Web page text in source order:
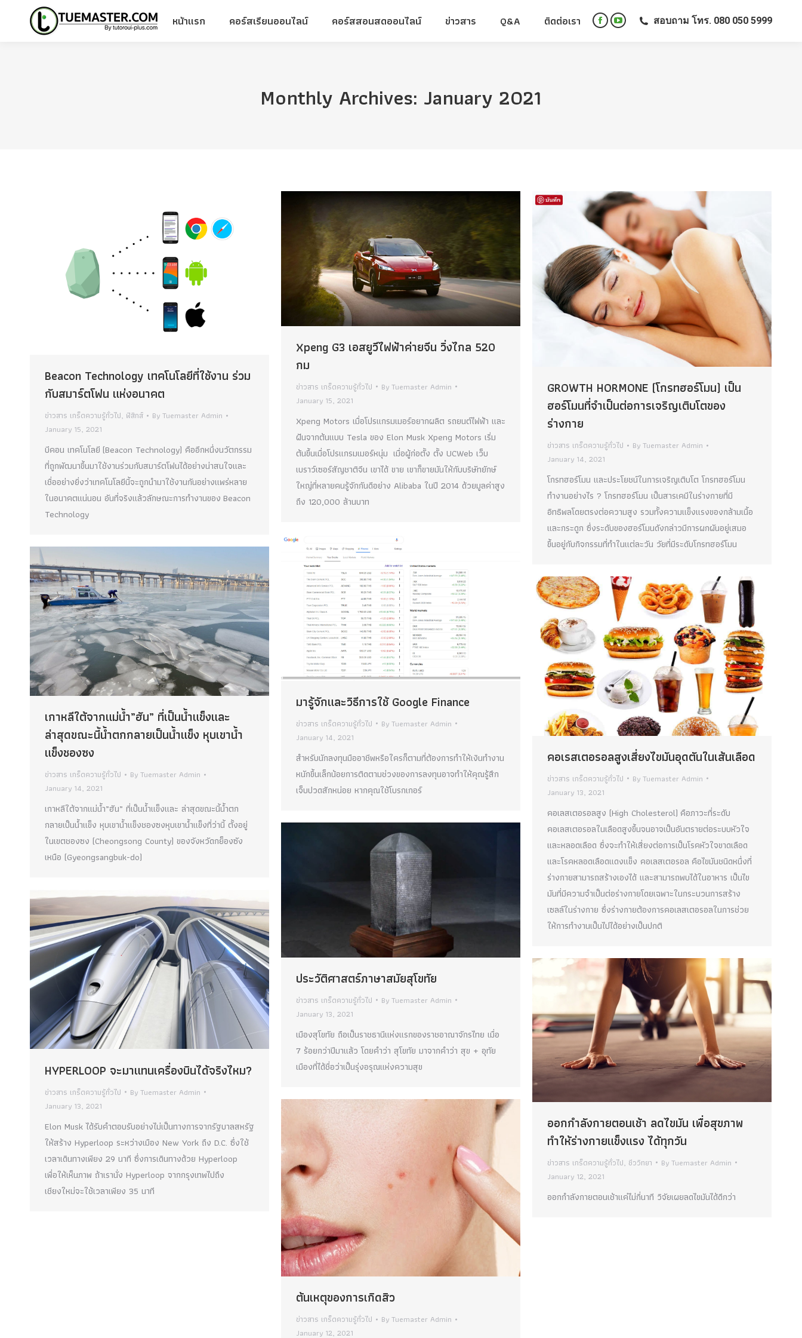
หน้าแรก คอร์สเรียนออนไลน์ คอร์สสอนสดออนไลน์ ข่าวสาร Q&A ติดต่อเรา
FacebookYouTube สอบถาม โทร. 080 050 5999
Monthly Archives: January 2021
Beacon Technology เทคโนโลยีที่ใช้งาน ร่วม
กับสมาร์ตโฟน แห่งอนาคต
ข่าวสาร เกร็ดความรู้ทั่วไป, ฟิสิกส์ ByTuemaster Admin
January 15, 2021
บีคอน เทคโนโลยี (Beacon Technology) คืออีกหนึ่งนวัตกรรม
ที่ถูกพัฒนาขึ้นมาใช้งานร่วมกับสมาร์ตโฟนได้อย่างน่าสนใจและ
เชื่ออย่างยิ่งว่าเทคโนโลยีนี้จะถูกนำมาใช้งานกันอย่างแพร่หลาย
ในอนาคตแน่นอน อันที่จริงแล้วลักษณะการทำงานของ Beacon
Technology
Xpeng G3 เอสยูวีไฟฟ้าค่ายจีน วิ่งไกล 520
กม
ข่าวสาร เกร็ดความรู้ทั่วไป ByTuemaster Admin
January 15, 2021
Xpeng Motors เมื่อโปรแกรมเมอร์อยากผลิต รถยนต์ไฟฟ้า และ
ฝันจากต้นแบบ Tesla ของ Elon Musk Xpeng Motors เริ่ม
ต้นขึ้นเมื่อโปรแกรมเมอร์หนุ่ม เมื่อผู้ก่อตั้ง ตั้ง UCWeb เว็บ
เบราว์เซอร์สัญชาติจีน เขาได้ ขาย เขาก็ขายมันให้กับบริษัทยักษ์
ใหญ่ที่หลายคนรู้จักกันดีอย่าง Alibaba ในปี 2014 ด้วยมูลค่าสูง
ถึง 120,000 ล้านบาท
GROWTH HORMONE (โกรทฮอร์โมน) เป็น
ฮอร์โมนที่จำเป็นต่อการเจริญเติบโตของ
ร่างกาย
ข่าวสาร เกร็ดความรู้ทั่วไป ByTuemaster Admin
January 14, 2021
โกรทฮอร์โมน และประโยชน์ในการเจริญเติบโต โกรทฮอร์โมน
ทำงานอย่างไร ? โกรทฮอร์โมน เป็นสารเคมีในร่างกายที่มี
อิทธิพลโดยตรงต่อความสูง รวมทั้งความแข็งแรงของกล้ามเนื้อ
และกระดูก ซึ่งระดับของฮอร์โมนดังกล่าวมีการผกผันอยู่เสมอ
ขึ้นอยู่กับกิจกรรมที่ทำในแต่ละวัน วัยที่มีระดับโกรทฮอร์โมน
มารู้จักและวิธีการใช้ Google Finance
ข่าวสาร เกร็ดความรู้ทั่วไป ByTuemaster Admin
January 14, 2021
สำหรับนักลงทุนมืออาชีพหรือใครก็ตามที่ต้องการทำให้เงินทำงาน
หนักขึ้นเล็กน้อยการติดตามช่วงของการลงทุนอาจทำให้คุณรู้สึก
เจ็บปวดสักหน่อย หากคุณใช้โบรกเกอร์
เกาหลีใต้จากแม่น้ำ”ฮัน” ที่เป็นน้ำแข็งและ
ล่าสุดขณะนี้น้ำตกกลายเป็นน้ำแข็ง หุบเขาน้ำ
แข็งชองซง
ข่าวสาร เกร็ดความรู้ทั่วไป ByTuemaster Admin
January 14, 2021
เกาหลีใต้จากแม่น้ำ”ฮัน” ที่เป็นน้ำแข็งและ ล่าสุดขณะนี้น้ำตก
กลายเป็นน้ำแข็ง หุบเขาน้ำแข็งชองซงหุบเขาน้ำแข็งที่ว่านี้ ตั้งอยู่
ในเขตชองซง (Cheongsong County) ของจังหวัดกย็องซัง
เหนือ (Gyeongsangbuk-do)
คอเรสเตอรอลสูงเสี่ยงไขมันอุดตันในเส้นเลือด
ข่าวสาร เกร็ดความรู้ทั่วไป ByTuemaster Admin
January 13, 2021
คอเลสเตอรอลสูง (High Cholesterol) คือภาวะที่ระดับ
คอเลสเตอรอลในเลือดสูงขึ้นจนอาจเป็นอันตรายต่อระบบหัวใจ
และหลอดเลือด ซึ่งจะทำให้เสี่ยงต่อการเป็นโรคหัวใจขาดเลือด
และโรคหลอดเลือดแดงแข็ง คอเลสเตอรอล คือไขมันชนิดหนึ่งที่
ร่างกายสามารถสร้างเองได้ และสามารถพบได้ในอาหาร เป็นไข
มันที่มีความจำเป็นต่อร่างกายโดยเฉพาะในกระบวนการสร้าง
เซลล์ในร่างกาย ซึ่งร่างกายต้องการคอเลสเตอรอลในการช่วย
ให้การทำงานเป็นไปได้อย่างเป็นปกติ
ประวัติศาสตร์ภาษาสมัยสุโขทัย
ข่าวสาร เกร็ดความรู้ทั่วไป ByTuemaster Admin
January 13, 2021
เมืองสุโขทัย ถือเป็นราชธานีแห่งแรกของราชอาณาจักรไทย เมื่อ
7 ร้อยกว่าปีมาแล้ว โดยคำว่า สุโขทัย มาจากคำว่า สุข + อุทัย
เมืองที่ได้ชื่อว่าเป็นรุ่งอรุณแห่งความสุข
HYPERLOOP จะมาแทนเครื่องบินได้จริงไหม?
ข่าวสาร เกร็ดความรู้ทั่วไป ByTuemaster Admin
January 13, 2021
Elon Musk ได้รับคำตอบรับอย่างไม่เป็นทางการจากรัฐบาลสหรัฐ
ให้สร้าง Hyperloop ระหว่างเมือง New York ถึง D.C. ซึ่งใช้
เวลาเดินทางเพียง 29 นาที ซึ่งการเดินทางด้วย Hyperloop
เพื่อให้เห็นภาพ ถ้าเรานั่ง Hyperloop จากกรุงเทพไปถึง
เชียงใหม่จะใช้เวลาเพียง 35 นาที
ออกกำลังกายตอนเช้า ลดไขมัน เพื่อสุขภาพ
ทำให้ร่างกายแข็งแรง ได้ทุกวัน
ข่าวสาร เกร็ดความรู้ทั่วไป, ชีววิทยา ByTuemaster Admin
January 12, 2021
ออกกำลังกายตอนเช้าแค่ไม่กี่นาที วิจัยเผยลดไขมันได้ดีกว่า
ต้นเหตุของการเกิดสิว
ข่าวสาร เกร็ดความรู้ทั่วไป ByTuemaster Admin
January 12, 2021
หน้าแรก คอร์สเรียนออนไลน์ คอร์สสอนสดออนไลน์ ข่าวสาร Q&A ติดต่อเรา
FacebookYouTube สอบถาม โทร. 080 050 5999